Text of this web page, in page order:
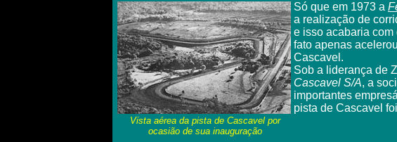
Vista aérea da pista de Cascavel por
ocasião de sua inauguração
Só que em 1973 a
a realização de
e isso acabaria com
fato apenas
Cascavel.
Sob a liderança de
Cascavel S/A, a
importantes
pista de Cascavel